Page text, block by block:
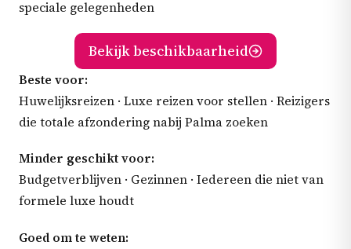
speciale gelegenheden
Bekijk beschikbaarheid
Beste voor:
Huwelijksreizen · Luxe reizen voor stellen · Reizigers
die totale afzondering nabij Palma zoeken
Minder geschikt voor:
Budgetverblijven · Gezinnen · Iedereen die niet van
formele luxe houdt
Goed om te weten: